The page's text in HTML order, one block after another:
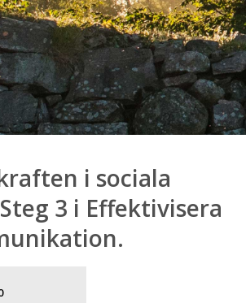
i sociala
3 i Effektivisera